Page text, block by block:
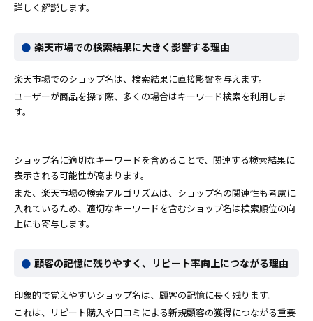
詳しく解説します。
楽天市場での検索結果に大きく影響する理由
楽天市場でのショップ名は、検索結果に直接影響を与えます。
ユーザーが商品を探す際、多くの場合はキーワード検索を利用しま
す。
ショップ名に適切なキーワードを含めることで、関連する検索結果に
表示される可能性が高まります。
また、楽天市場の検索アルゴリズムは、ショップ名の関連性も考慮に
入れているため、適切なキーワードを含むショップ名は検索順位の向
上にも寄与します。
顧客の記憶に残りやすく、リピート率向上につながる理由
印象的で覚えやすいショップ名は、顧客の記憶に長く残ります。
これは、リピート購入や口コミによる新規顧客の獲得につながる重要